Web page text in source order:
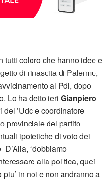
tutti coloro che hanno idee e
di rinascita di Palermo,
al Pdl, dopo
Lo ha detto ieri Gianpiero
dell’Udc e coordinatore
provinciale del partito.
ipotetiche di voto dei
“dobbiamo
alla politica, quei
in noi e non andranno a